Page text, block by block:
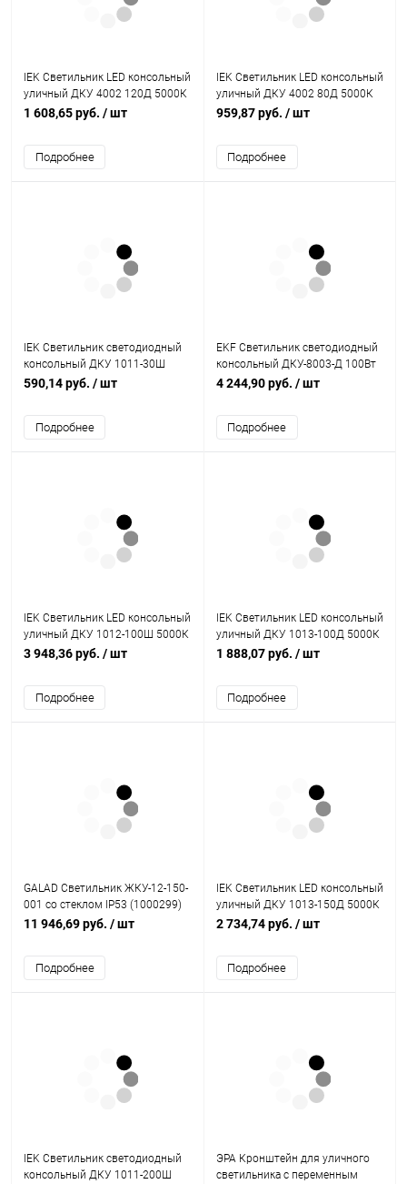
IEK Светильник LED консольный
уличный ДКУ 4002 120Д 5000К
IP65 GENERICA (LDKU0-4002-
1 608,65 руб. / шт
Подробнее
IEK Светильник LED консольный
уличный ДКУ 4002 80Д 5000К
IP65 GENERICA (LDKU0-4002-
959,87 руб. / шт
Подробнее
IEK Светильник светодиодный
консольный ДКУ 1011-30Ш
5000К IP65 (LT-DKU1-1011-030-
590,14 руб. / шт
Подробнее
EKF Светильник светодиодный
консольный ДКУ-8003-Д 100Вт
5000К IP65 PROxima (SLL-8003-
4 244,90 руб. / шт
Подробнее
IEK Светильник LED консольный
уличный ДКУ 1012-100Ш 5000К
IP65 серый (LDKU1-1012-100-
3 948,36 руб. / шт
Подробнее
IEK Светильник LED консольный
уличный ДКУ 1013-100Д 5000К
IP65 (LDKU1-1013-100-5000-K03)
1 888,07 руб. / шт
Подробнее
GALAD Светильник ЖКУ-12-150-
001 со стеклом IP53 (1000299)
11 946,69 руб. / шт
Подробнее
IEK Светильник LED консольный
уличный ДКУ 1013-150Д 5000К
IP65 (LDKU1-1013-150-5000-K03)
2 734,74 руб. / шт
Подробнее
IEK Светильник светодиодный
консольный ДКУ 1011-200Ш
ЭРА Кронштейн для уличного
светильника с переменным